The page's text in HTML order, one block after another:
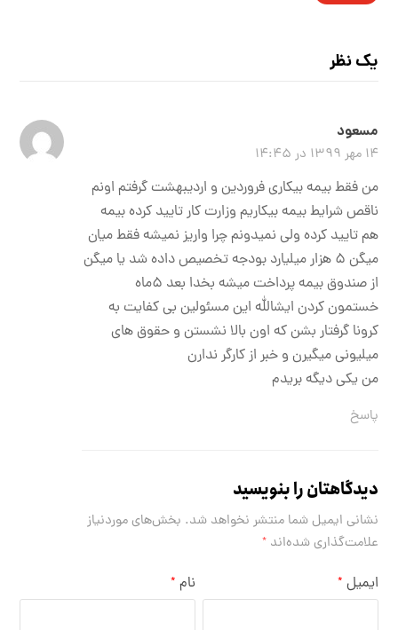
یک نظر
مسعود
۱۴ مهر ۱۳۹۹ در ۱۴:۴۵
من فقط بیمه بیکاری فروردین و اردیبهشت گرفتم اونم
ناقص شرایط بیمه بیکاریم وزارت کار تایید کرده بیمه
هم تایید کرده ولی نمیدونم چرا واریز نمیشه فقط میان
میگن ۵ هزار میلیارد بودجه تخصیص داده شد یا میگن
از صندوق بیمه پرداخت میشه بخدا بعد ۵ماه
خستمون کردن ایشالله این مسئولین بی کفایت به
کرونا گرفتار بشن که اون بالا نشستن و حقوق های
میلیونی میگیرن و خبر از کارگر ندارن
من یکی دیگه بریدم
پاسخ
دیدگاهتان را بنویسید
نشانی ایمیل شما منتشر نخواهد شد. بخش‌های موردنیاز
علامت‌گذاری شده‌اند*
نام * ایمیل *